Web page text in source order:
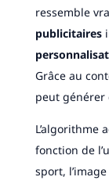
ressemble
publicitaires
Grâce au
peut générer
L’algorithme
fonction de
sport,